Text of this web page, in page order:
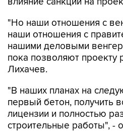
"Но наши отношения с
наши отношения с
нашими деловыми
пока позволяют проекту
Лихачев.
"В наших планах на
первый бетон, получить
лицензии и полностью
строительные работы", -